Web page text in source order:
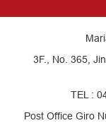
3F., No. 365,
TEL :
Post Office Giro